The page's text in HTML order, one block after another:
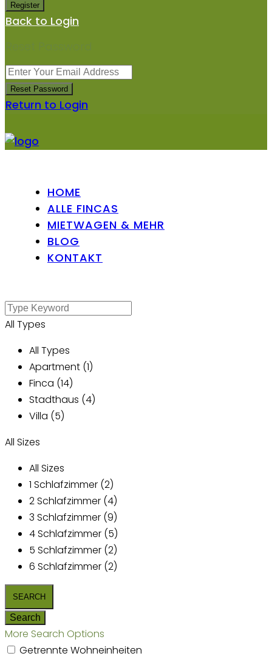
Register
Back to Login
Reset Password
Reset Password
Return to Login
HOME
ALLE FINCAS
MIETWAGEN & MEHR
BLOG
KONTAKT
All Types
All Types
Apartment (1)
Finca (14)
Stadthaus (4)
Villa (5)
All Sizes
All Sizes
1 Schlafzimmer (2)
2 Schlafzimmer (4)
3 Schlafzimmer (9)
4 Schlafzimmer (5)
5 Schlafzimmer (2)
6 Schlafzimmer (2)
More Search Options
Getrennte Wohneinheiten